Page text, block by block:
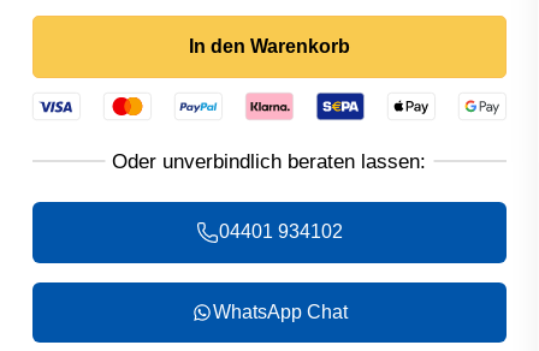
In den Warenkorb
04401 934102
WhatsApp Chat